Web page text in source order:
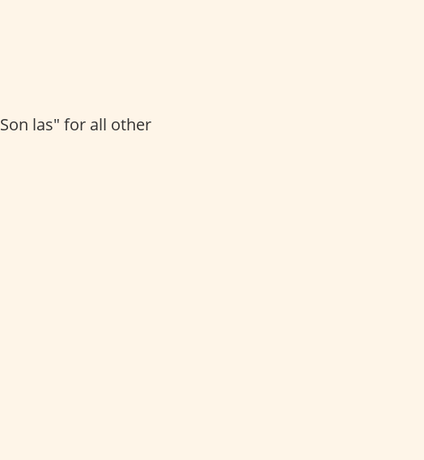
las" for all other